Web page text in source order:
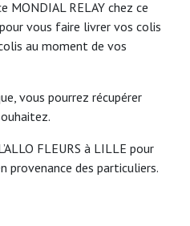
MONDIAL RELAY chez ce
vous faire livrer vos colis
au moment de vos
vous pourrez récupérer
FLEURS à LILLE pour
provenance des particuliers.